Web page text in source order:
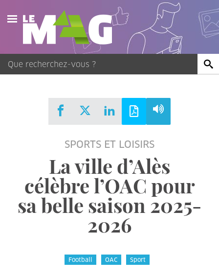
Actualités
Agenda
Publications
SPORTS ET LOISIRS
La ville d’Alès
célèbre l’OAC pour
sa belle saison 2025-
2026
Football OAC Sport